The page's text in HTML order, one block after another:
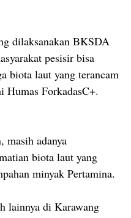
dilaksanakan BKSDA
pesisir bisa
biota laut yang terancam
Humas ForkadasC+.
masih adanya
biota laut yang
minyak Pertamina.
lainnya di Karawang